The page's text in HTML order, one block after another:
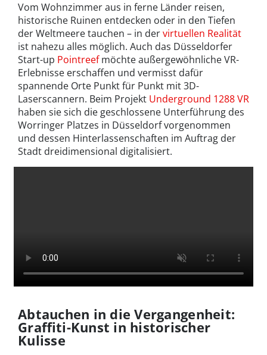
Vom Wohnzimmer aus in ferne Länder reisen,
historische Ruinen entdecken oder in den Tiefen
der Weltmeere tauchen – in dervirtuellen Realität
ist nahezu alles möglich. Auch das Düsseldorfer
Start-up Pointreefmöchte außergewöhnliche VR-
Erlebnisse erschaffen und vermisst dafür
spannende Orte Punkt für Punkt mit 3D-
Laserscannern. Beim Projekt Underground 1288 VR
haben sie sich die geschlossene Unterführung des
Worringer Platzes in Düsseldorf vorgenommen
und dessen Hinterlassenschaften im Auftrag der
Stadt dreidimensional digitalisiert.
Abtauchen in die Vergangenheit:
Graffiti-Kunst in historischer
Kulisse